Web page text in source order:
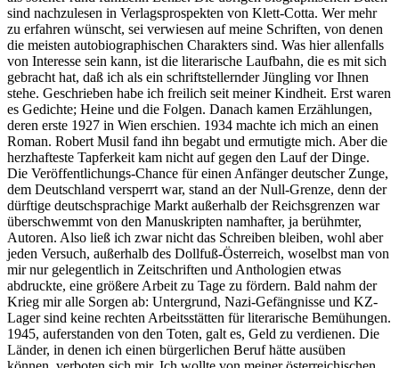
sind nachzulesen in Verlagsprospekten von Klett-Cotta. Wer mehr
zu erfahren wünscht, sei verwiesen auf meine Schriften, von denen
die meisten autobiographischen Charakters sind. Was hier allenfalls
von Interesse sein kann, ist die literarische Laufbahn, die es mit sich
gebracht hat, daß ich als ein schriftstellernder Jüngling vor Ihnen
stehe. Geschrieben habe ich freilich seit meiner Kindheit. Erst waren
es Gedichte; Heine und die Folgen. Danach kamen Erzählungen,
deren erste 1927 in Wien erschien. 1934 machte ich mich an einen
Roman. Robert Musil fand ihn begabt und ermutigte mich. Aber die
herzhafteste Tapferkeit kam nicht auf gegen den Lauf der Dinge.
Die Veröffentlichungs-Chance für einen Anfänger deutscher Zunge,
dem Deutschland versperrt war, stand an der Null-Grenze, denn der
dürftige deutschsprachige Markt außerhalb der Reichsgrenzen war
überschwemmt von den Manuskripten namhafter, ja berühmter,
Autoren. Also ließ ich zwar nicht das Schreiben bleiben, wohl aber
jeden Versuch, außerhalb des Dollfuß-Österreich, woselbst man von
mir nur gelegentlich in Zeitschriften und Anthologien etwas
abdruckte, eine größere Arbeit zu Tage zu fördern. Bald nahm der
Krieg mir alle Sorgen ab: Untergrund, Nazi-Gefängnisse und KZ-
Lager sind keine rechten Arbeitsstätten für literarische Bemühungen.
1945, auferstanden von den Toten, galt es, Geld zu verdienen. Die
Länder, in denen ich einen bürgerlichen Beruf hätte ausüben